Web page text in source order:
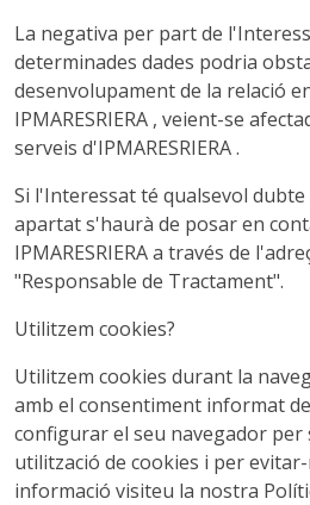
La negativa per part de
determinades dades podria
desenvolupament de la relació
IPMARESRIERA , veient-se
serveis d'IPMARESRIERA .
Si l'Interessat té qualsevol
apartat s'haurà de posar en
IPMARESRIERA a través de
"Responsable de Tractament".
Utilitzem cookies?
Utilitzem cookies durant la
amb el consentiment informat
configurar el seu navegador per
utilització de cookies i per
informació visiteu la nostra